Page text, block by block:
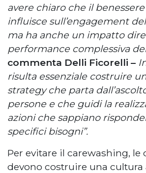
avere chiaro che il
influisce sull’engagement
ma ha anche un impatto
performance complessiva
commenta Delli Ficorelli –
risulta essenziale costruire
strategy che parta
persone e che guidi la
azioni che sappiano
specifici bisogni”.
Per evitare il carewashing, le
devono costruire una cultura